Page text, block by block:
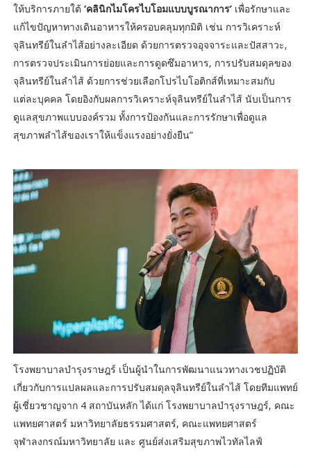
ให้บริการภายใต้ ‘คลินิกไมโครไบโอมแบบบูรณาการ’เพื่อรักษาและ
แก้ไขปัญหาทางเดินอาหารให้ครอบคลุมทุกมิติ เช่น การวิเคราะห์
จุลินทรีย์ในลำไส้อย่างละเอียด ด้วยการตรวจอุจจาระและปัสสาวะ,
การตรวจประเมินการย่อยและการดูดซึมอาหาร, การปรับสมดุลของ
จุลินทรีย์ในลำไส้ ด้วยการช่วยเลือกโปรไบโอติกส์ที่เหมาะสมกับ
แต่ละบุคคล โดยอิงกับผลการวิเคราะห์จุลินทรีย์ในลำไส้ นับเป็นการ
ดูแลสุขภาพแบบองค์รวม ทั้งการป้องกันและการรักษาเพื่อดูแล
สุขภาพลำไส้ของเราให้แข็งแรงอย่างยั่งยืน”
โรงพยาบาลบำรุงราษฎร์ เป็นผู้นำในการพัฒนาแนวทางเวชปฏิบัติ
เกี่ยวกับการแปลผลและการปรับสมดุลจุลินทรีย์ในลำไส้ โดยทีมแพทย์
ผู้เชี่ยวชาญจาก 4 สถาบันหลัก ได้แก่ โรงพยาบาลบำรุงราษฎร์, คณะ
แพทยศาสตร์ มหาวิทยาลัยธรรมศาสตร์, คณะแพทยศาสตร์
จุฬาลงกรณ์มหาวิทยาลัย และ ศูนย์ส่งเสริมสุขภาพไวทัลไลฟ์